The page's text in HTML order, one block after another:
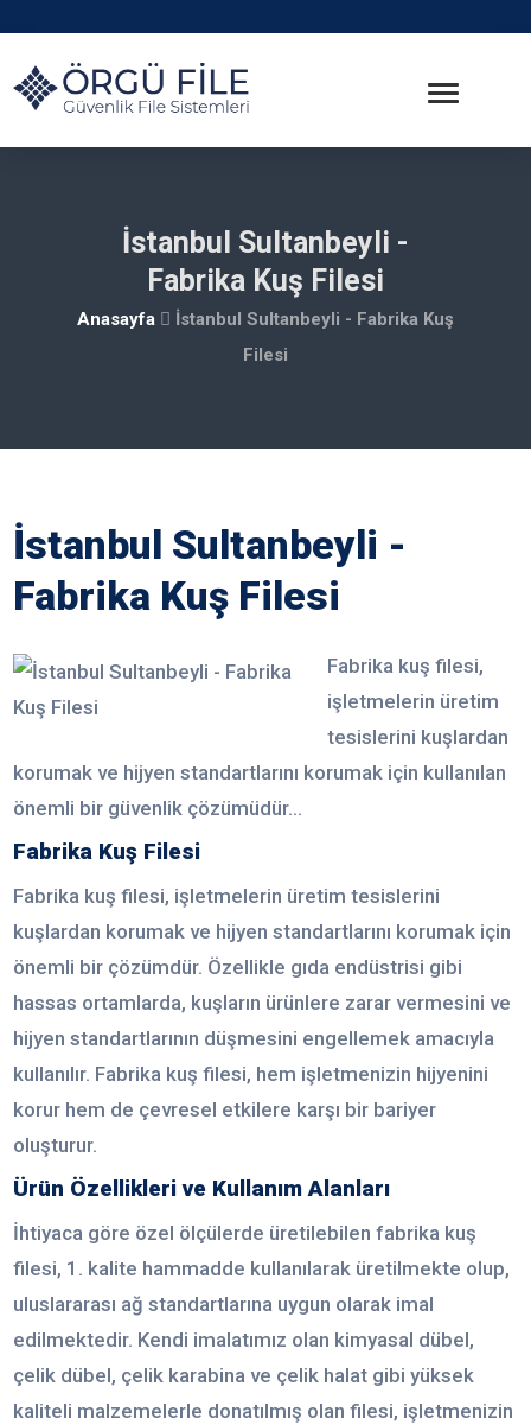
İstanbul Sultanbeyli -
Fabrika Kuş Filesi
Anasayfa
İstanbul Sultanbeyli - Fabrika Kuş
Filesi
İstanbul Sultanbeyli -
Fabrika Kuş Filesi
Fabrika kuş filesi,
işletmelerin üretim
tesislerini kuşlardan
korumak ve hijyen standartlarını korumak için kullanılan
önemli bir güvenlik çözümüdür...
Fabrika Kuş Filesi
Fabrika kuş filesi, işletmelerin üretim tesislerini
kuşlardan korumak ve hijyen standartlarını korumak için
önemli bir çözümdür. Özellikle gıda endüstrisi gibi
hassas ortamlarda, kuşların ürünlere zarar vermesini ve
hijyen standartlarının düşmesini engellemek amacıyla
kullanılır. Fabrika kuş filesi, hem işletmenizin hijyenini
korur hem de çevresel etkilere karşı bir bariyer
oluşturur.
Ürün Özellikleri ve Kullanım Alanları
İhtiyaca göre özel ölçülerde üretilebilen fabrika kuş
filesi, 1. kalite hammadde kullanılarak üretilmekte olup,
uluslararası ağ standartlarına uygun olarak imal
edilmektedir. Kendi imalatımız olan kimyasal dübel,
çelik dübel, çelik karabina ve çelik halat gibi yüksek
kaliteli malzemelerle donatılmış olan filesi, işletmenizin